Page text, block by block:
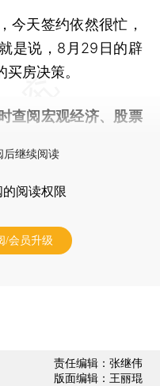
天签约依然很忙，
是说，8月29日的辟
房决策。
查阅宏观经济、股票
后继续阅读
阅读权限
/会员升级
责任编辑：张继伟
版面编辑：王丽琨